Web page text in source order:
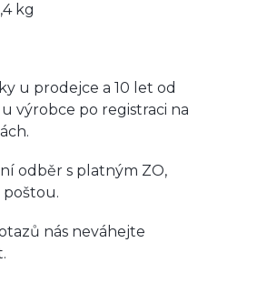
kg
u prodejce a 10 let od
výrobce po registraci na
odběr s platným ZO,
poštou.
nás neváhejte